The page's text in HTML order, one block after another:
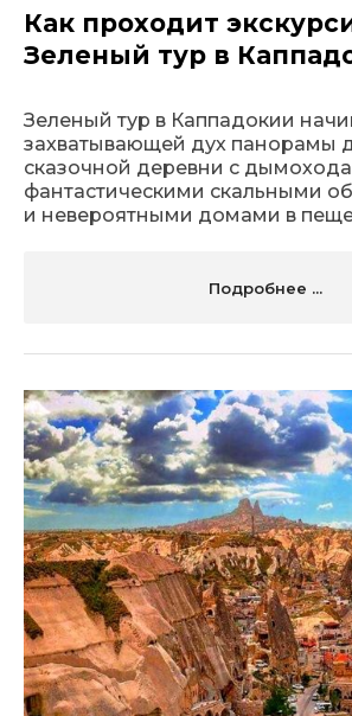
Как проходит
Зеленый тур в
Зеленый тур в Каппадокии
захватывающей дух панорамы
сказочной деревни с
фантастическими скальными
и невероятными домами в
Подробнее ...